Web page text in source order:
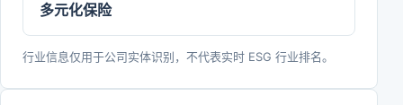
多元化保险
行业信息仅用于公司实体识别，不代表实时 ESG 行业排名。